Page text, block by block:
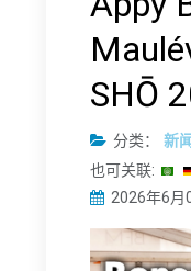
SHŌ
分类：
新闻
也可关联:
2026年6月